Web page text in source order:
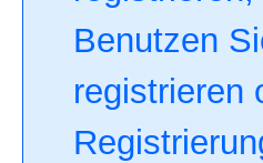
Benutzen
registrieren